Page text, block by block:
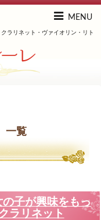
MENU
ラリネット・ヴァイオリン・リト
一覧
の子が興味をもっ
ラリネット